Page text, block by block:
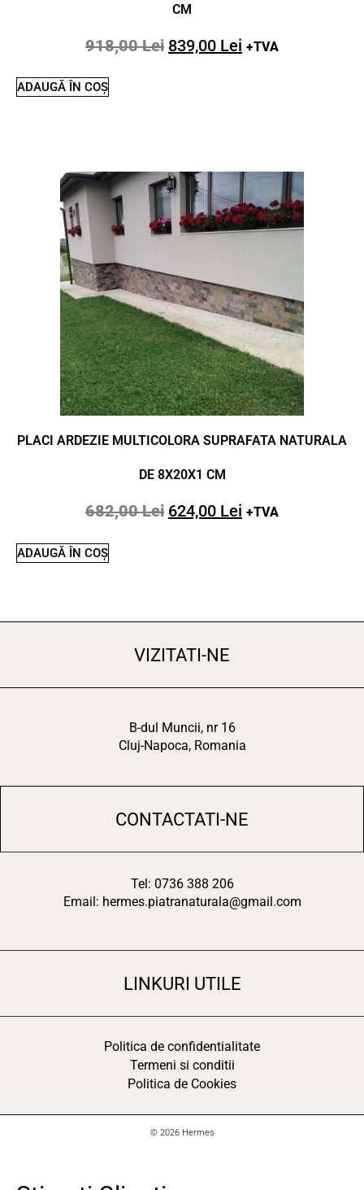
CM
918,00Lei 839,00 Lei +TVA
ADAUGĂ ÎN COȘ
PLACI ARDEZIE MULTICOLORA SUPRAFATA NATURALA
DE 8X20X1 CM
682,00Lei 624,00 Lei +TVA
ADAUGĂ ÎN COȘ
VIZITATI-NE
B-dul Muncii, nr 16
Cluj-Napoca, Romania
CONTACTATI-NE
Tel: 0736 388 206
Email: hermes.piatranaturala@gmail.com
LINKURI UTILE
Politica de confidentialitate
Termeni si conditii
Politica de Cookies
© 2026 Hermes